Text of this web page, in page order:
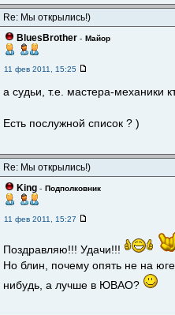
Re: Мы открылись!)
BluesBrother - Майор
11 фев 2011, 15:25
а судьи, т.е. мастера-механики
Есть послужной список ? )
Re: Мы открылись!)
King - Подполковник
11 фев 2011, 15:27
Поздравляю!!! Удачи!!!
Но блин, почему опять не на
нибудь, а лучше в ЮВАО?